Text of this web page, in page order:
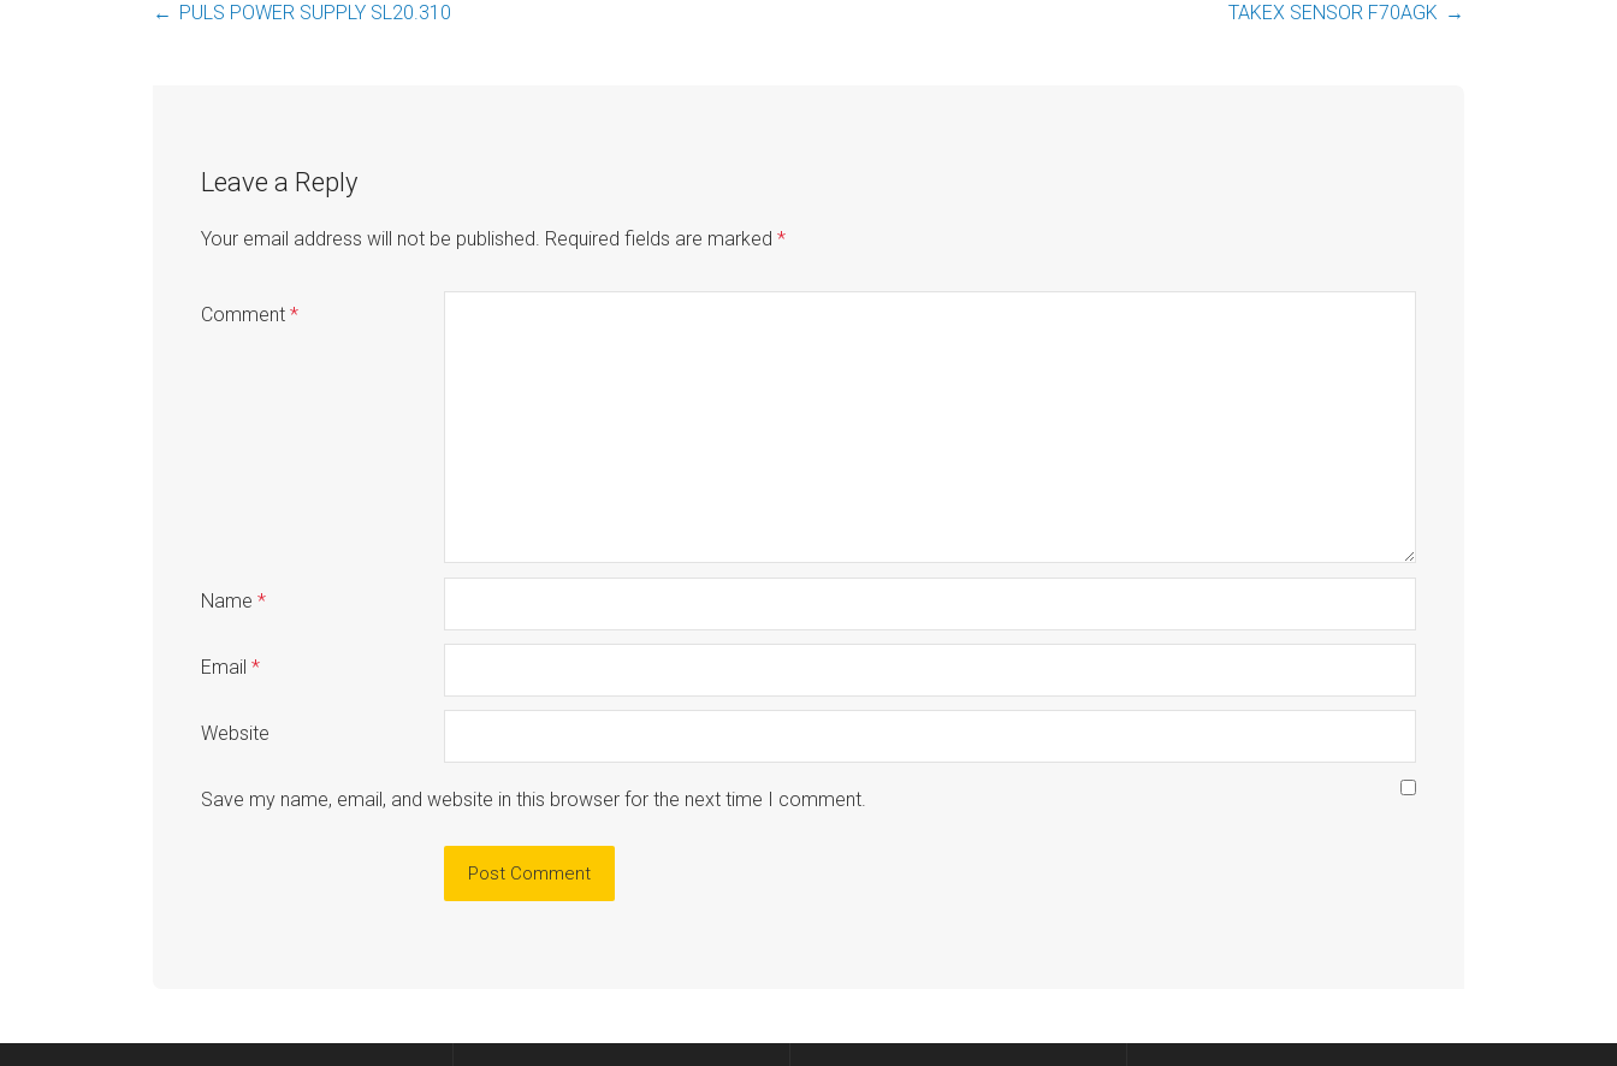
Post
← PULS POWER SUPPLY SL20.310 TAKEX SENSOR F70AGK →
Leave a Reply
Your email address will not be published. Required fields are marked *
Comment *
Name *
Email *
Website
Save my name, email, and website in this browser for the next time I comment.